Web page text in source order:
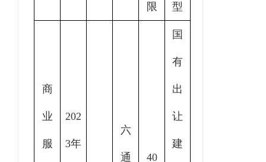
限 型
商
业
服
202
3年
六
通 40
国
有
出
让
建